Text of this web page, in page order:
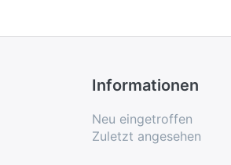
Informationen
Neu eingetroffen
Zuletzt angesehen